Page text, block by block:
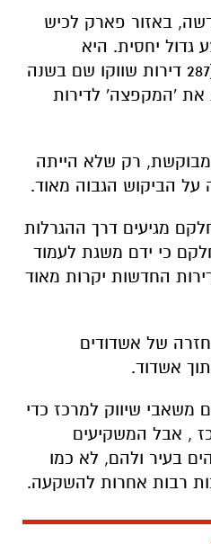
באזור פארק לכיש
גדול יחסית. היא
משווקת מחיר למשתכן (287 דירות שווקו שם בשנה
את 'המקפצה' לדירות
מבוקשת, רק שלא הייתה
הביקוש הגבוה מאוד.
מגיעים דרך ההגרלות
כי ידם משגת לעמוד
החדשות יקרות מאוד
של אשדודים
אשדוד.
משאבי שיווק למרכז כדי
, אבל המשקיעים
בעיר ולהם, לא כמו
רבות אחרות להשקעה.